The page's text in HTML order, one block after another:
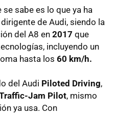
sabe es lo que ya ha
dirigente de Audi, siendo la
del A8 en 2017 que
incluyendo un
hasta los 60 km/h.
del Audi Piloted Driving,
Jam Pilot, mismo
ya usa. Con